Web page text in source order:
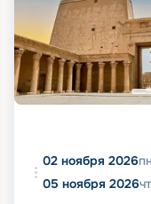
02 ноября 2026
05 ноября 2026чт